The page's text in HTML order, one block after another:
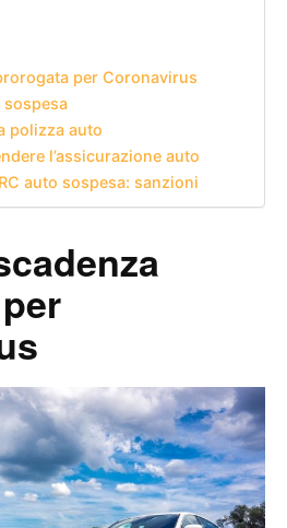
per Coronavirus
sospesa
polizza auto
l’assicurazione auto
auto sospesa: sanzioni